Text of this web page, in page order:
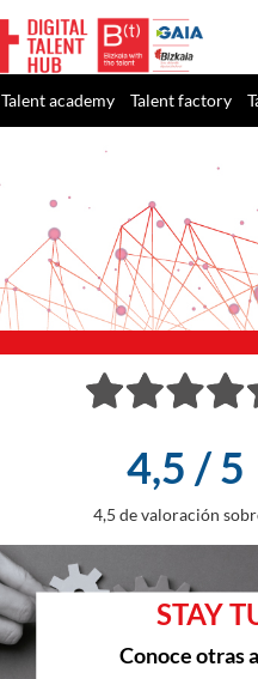
Talent academy Talent factory
4,5 / 5
4,5 de valoración
STAY
Conoce otras